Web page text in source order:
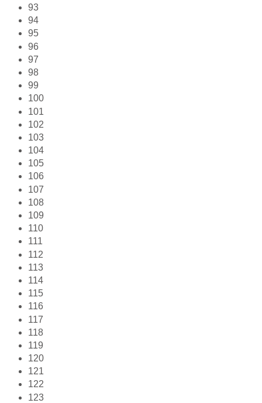
93
94
95
96
97
98
99
100
101
102
103
104
105
106
107
108
109
110
111
112
113
114
115
116
117
118
119
120
121
122
123